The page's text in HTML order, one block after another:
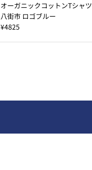
オーガニックコットンTシャツ
八街市 ロゴブルー
¥4825